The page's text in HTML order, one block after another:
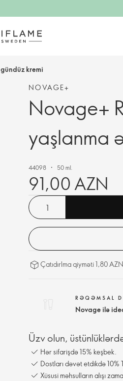
kremi
NOVAGE+
Novage+
yaşlanma
44098 50 ml.
91,00 AZN
Çatıdırlma qiyməti 1,80
RƏQƏMSAL
Novage ilə
Üzv olun,
Hər sifarişdə 15% keşbek.
Dostları dəvət etdikdə 10%
Xüsusi məhsulların alışı